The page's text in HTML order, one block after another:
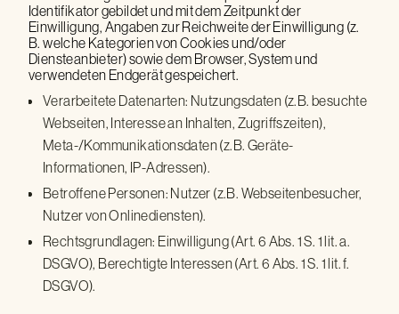
Identifikator gebildet und mit dem Zeitpunkt der
Einwilligung, Angaben zur Reichweite der Einwilligung (z.
B. welche Kategorien von Cookies und/oder
Diensteanbieter) sowie dem Browser, System und
verwendeten Endgerät gespeichert.
Verarbeitete Datenarten: Nutzungsdaten (z.B. besuchte
Webseiten, Interesse an Inhalten, Zugriffszeiten),
Meta-/Kommunikationsdaten (z.B. Geräte-
Informationen, IP-Adressen).
Betroffene Personen: Nutzer (z.B. Webseitenbesucher,
Nutzer von Onlinediensten).
Rechtsgrundlagen: Einwilligung (Art. 6 Abs. 1 S. 1 lit. a.
DSGVO), Berechtigte Interessen (Art. 6 Abs. 1 S. 1 lit. f.
DSGVO).